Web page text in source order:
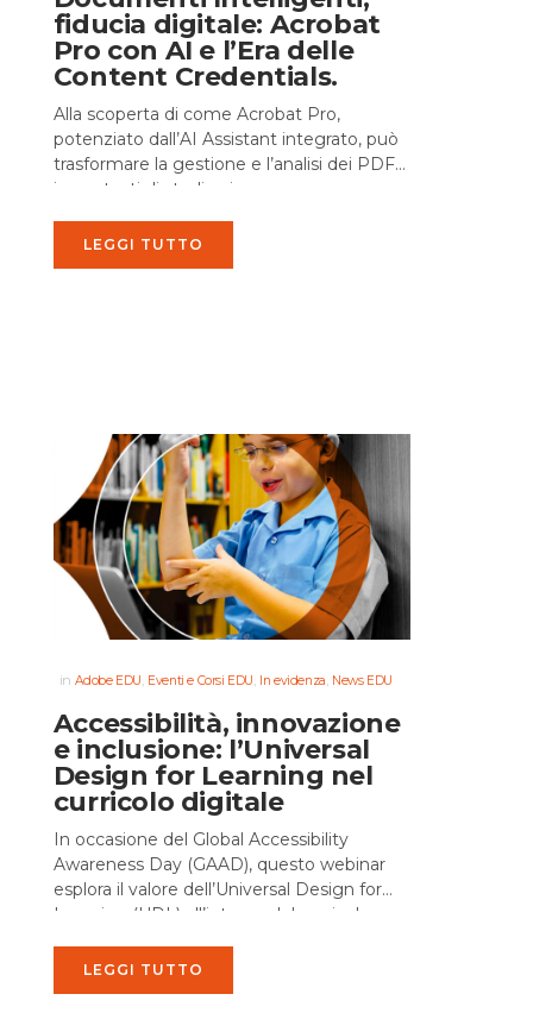
fiducia digitale: Acrobat
Pro con AI e l’Era delle
Content Credentials.
Alla scoperta di come Acrobat Pro,
potenziato dall’AI Assistant integrato, può
trasformare la gestione e l’analisi dei PDF
in contesti di studio, ricerca e
LEGGI TUTTO
in Adobe EDU, Eventi e Corsi EDU, In evidenza, News EDU
Accessibilità, innovazione
e inclusione: l’Universal
Design for Learning nel
curricolo digitale
In occasione del Global Accessibility
Awareness Day (GAAD), questo webinar
esplora il valore dell’Universal Design for
Learning (UDL) all’interno del curricolo
LEGGI TUTTO